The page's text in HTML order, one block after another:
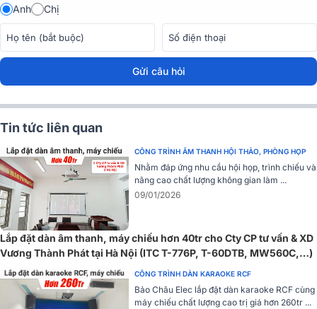
chiếu Grandview HT-MI100 – GM tạo nên sự bí ẩn cho đến khi sử
dụng.
Thiết kế với hộp màn được làm từ nhôm mang đến sự chắc chắn
cho tổng thể sản phẩm với độ bền cao đảm bảo an toàn tuyệt đối
cho màn. Chất liệu nhôm làm giảm trọng lượng một cách đáng kể
Grandview HT-MI100 100 Inch (16:9)GM
tỉ lệ màn 16:9 đem đến nhiều sự lựa chọn cho người dùng để phù
hợp với không gian lắp đặt, là sự lựa chọn hoàn hảo cho giải trí gia
đình, phòng họp công ty, du lịch dã ngoại ngoài trời.
Anh Chị
Gửi câu hỏi
Tin tức liên quan
CÔNG TRÌNH ÂM THANH HỘI THẢO, PHÒNG HỌP
Nhằm đáp ứng nhu cầu hội họp, trình chiếu và
nâng cao chất lượng không gian làm ...
09/01/2026
Lắp đặt dàn âm thanh, máy chiếu hơn 40tr cho Cty CP tư vấn & XD
Vương Thành Phát tại Hà Nội (ITC T-776P, T-60DTB, MW560C,…)
CÔNG TRÌNH DÀN KARAOKE RCF
Bảo Châu Elec lắp đặt dàn karaoke RCF cùng
máy chiếu chất lượng cao trị giá hơn 260tr ...